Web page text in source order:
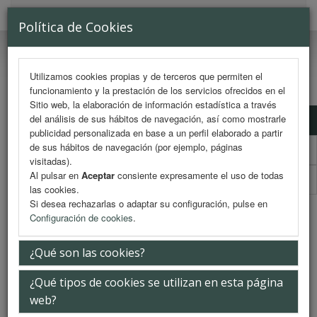
Política de Cookies
Utilizamos cookies propias y de terceros que permiten el
funcionamiento y la prestación de los servicios ofrecidos en el
Sitio web, la elaboración de información estadística a través
del análisis de sus hábitos de navegación, así como mostrarle
publicidad personalizada en base a un perfil elaborado a partir
de sus hábitos de navegación (por ejemplo, páginas
visitadas).
Al pulsar en Aceptar consiente expresamente el uso de todas
las cookies.
Si desea rechazarlas o adaptar su configuración, pulse en
Configuración de cookies.
¿Qué son las cookies?
¿Qué tipos de cookies se utilizan en esta página
web?
Información de inscripción
Inscripción online
Boletín inscripcion (PDF)
Información de inscripción
Normativa de inscripción
Las inscripciones se pueden realizar directamente desde la página web
cumplimentando el formulario de inscripción (online) o bien remitiendo el
boletín de inscripción (pdf) a la Secretaría Técnica junto con el